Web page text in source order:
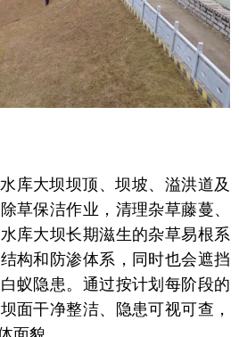
库大坝坝顶、坝坡、溢洪道及
草保洁作业，清理杂草藤蔓、
库大坝长期滋生的杂草易根系
构和防渗体系，同时也会遮挡
蚁隐患。通过按计划每阶段的
面干净整洁、隐患可视可查，